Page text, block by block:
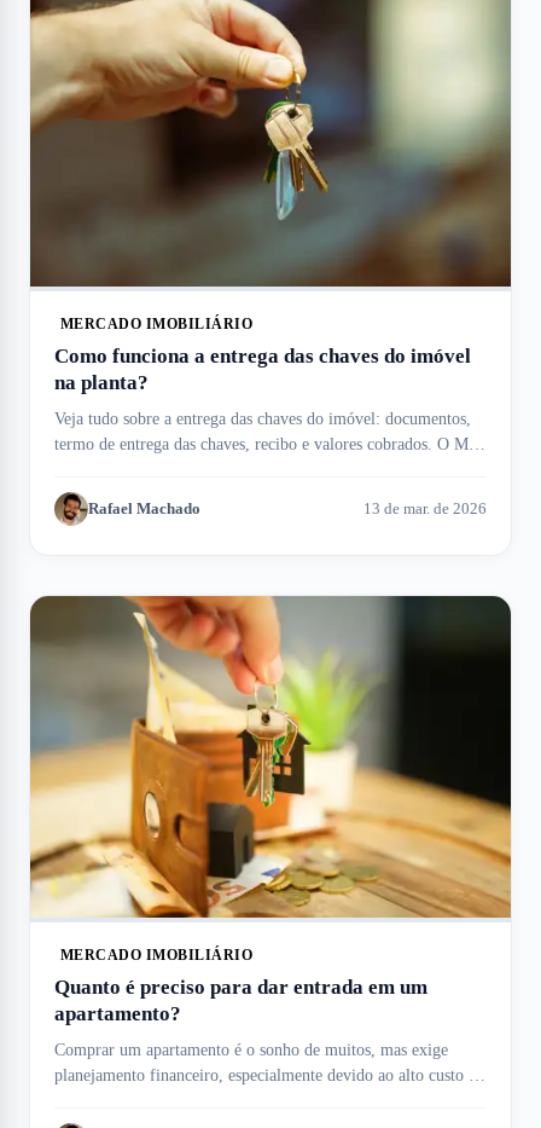
MERCADO IMOBILIÁRIO
Como funciona a entrega das chaves do imóvel
na planta?
Veja tudo sobre a entrega das chaves do imóvel: documentos,
termo de entrega das chaves, recibo e valores cobrados. O Meu
Rafael Machado 13 de mar. de 2026
MERCADO IMOBILIÁRIO
Quanto é preciso para dar entrada em um
apartamento?
Comprar um apartamento é o sonho de muitos, mas exige
planejamento financeiro, especialmente devido ao alto custo da